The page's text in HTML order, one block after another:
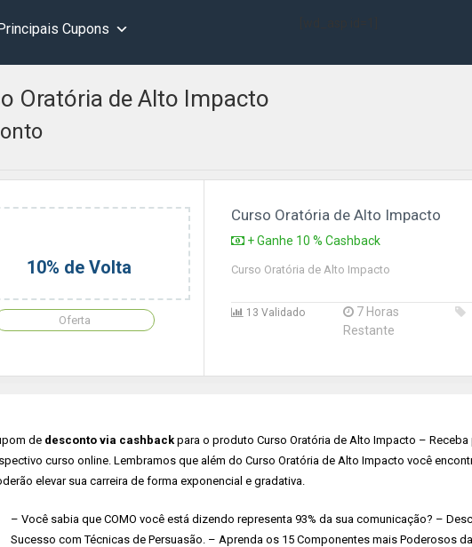
Cupons
Oratória de Alto Impacto
10% de Volta
Oferta
Curso Oratória de Alto Impacto
+ Ganhe 10 % Cashback
Curso Oratória de Alto Impacto
13 Validado
7 Horas
Restante
de desconto via cashbackpara o produto Curso Oratória de Alto Impacto –
curso online. Lembramos que além do Curso Oratória de Alto Impacto você
elevar sua carreira de forma exponencial e gradativa.
– Você sabia que COMO você está dizendo representa 93% da sua comunicação? –
Sucesso com Técnicas de Persuasão. – Aprenda os 15 Componentes mais Poderosos